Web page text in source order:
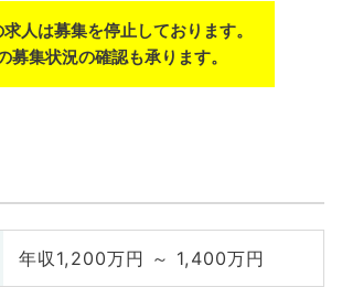
人は募集を停止しております。
募集状況の確認も承ります。
年収1,200万円 ～ 1,400万円